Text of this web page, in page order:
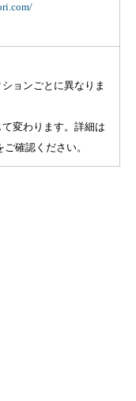
ョンごとに異なりま
変わります。詳細は
確認ください。